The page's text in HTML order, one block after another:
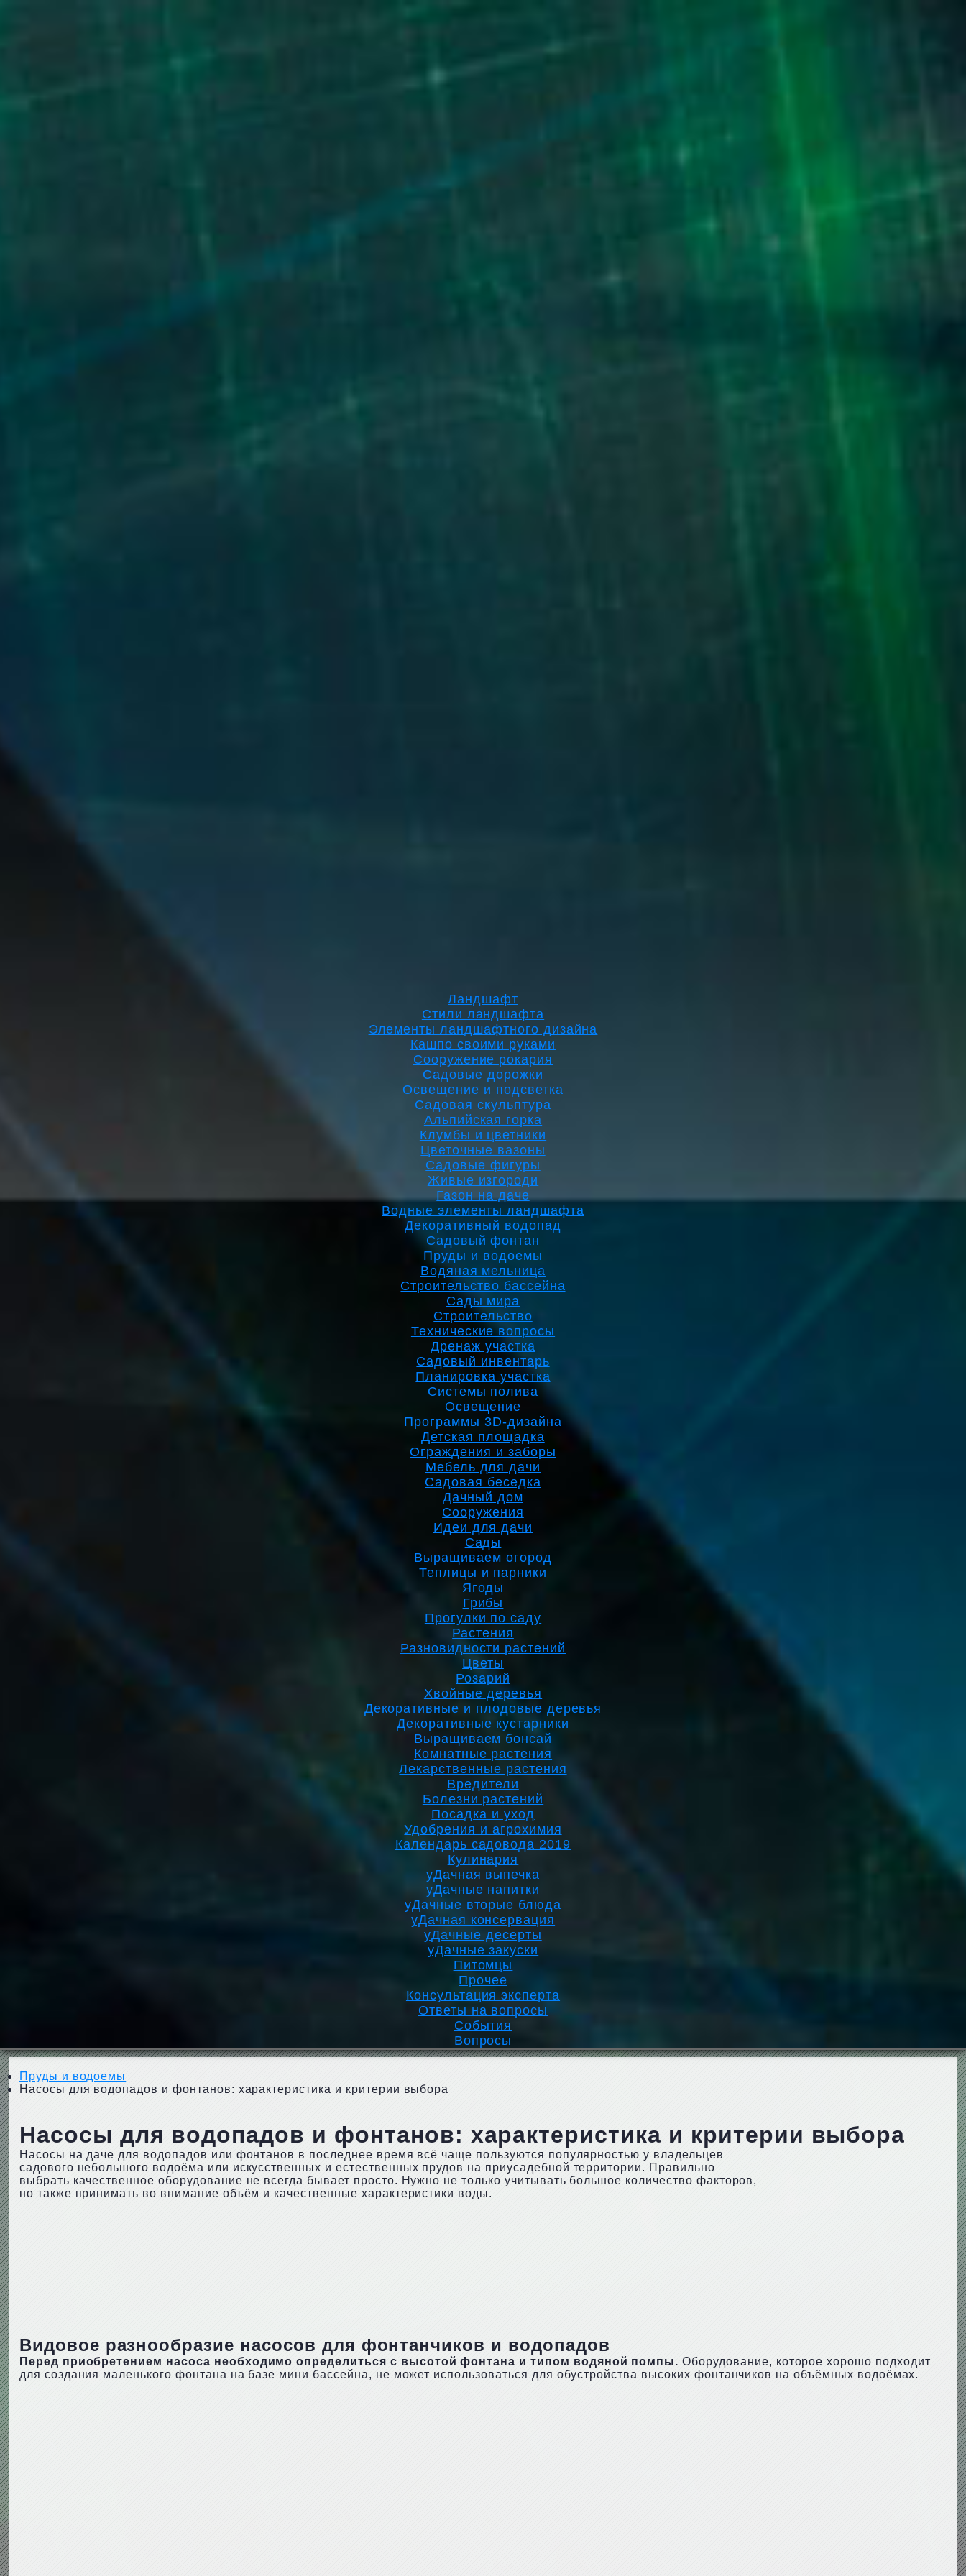
Ландшафт
Стили ландшафта
Элементы ландшафтного дизайна
Кашпо своими руками
Сооружение рокария
Садовые дорожки
Освещение и подсветка
Садовая скульптура
Альпийская горка
Клумбы и цветники
Цветочные вазоны
Садовые фигуры
Живые изгороди
Газон на даче
Водные элементы ландшафта
Декоративный водопад
Садовый фонтан
Пруды и водоемы
Водяная мельница
Строительство бассейна
Сады мира
Строительство
Технические вопросы
Дренаж участка
Садовый инвентарь
Планировка участка
Системы полива
Освещение
Программы 3D-дизайна
Детская площадка
Ограждения и заборы
Мебель для дачи
Садовая беседка
Дачный дом
Сооружения
Идеи для дачи
Сады
Выращиваем огород
Теплицы и парники
Ягоды
Грибы
Прогулки по саду
Растения
Разновидности растений
Цветы
Розарий
Хвойные деревья
Декоративные и плодовые деревья
Декоративные кустарники
Выращиваем бонсай
Комнатные растения
Лекарственные растения
Вредители
Болезни растений
Посадка и уход
Удобрения и агрохимия
Календарь садовода 2019
Кулинария
уДачная выпечка
уДачные напитки
уДачные вторые блюда
уДачная консервация
уДачные десерты
уДачные закуски
Питомцы
Прочее
Консультация эксперта
Ответы на вопросы
События
Вопросы
Пруды и водоемы
Насосы для водопадов и фонтанов: характеристика и критерии выбора
Насосы для водопадов и фонтанов: характеристика и критерии выбора
Насосы на даче для водопадов или фонтанов в последнее время всё чаще пользуются популярностью у владельцев
садового небольшого водоёма или искусственных и естественных прудов на приусадебной территории. Правильно
выбрать качественное оборудование не всегда бывает просто. Нужно не только учитывать большое количество факторов,
но также принимать во внимание объём и качественные характеристики воды.
Видовое разнообразие насосов для фонтанчиков и водопадов
Перед приобретением насоса необходимо определиться с высотой фонтана и типом водяной помпы. Оборудование, которое хорошо подходит
для создания маленького фонтана на базе мини бассейна, не может использоваться для обустройства высоких фонтанчиков на объёмных водоёмах.